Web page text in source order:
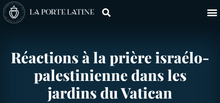
Réactions à la prière israélo-​
palestinienne dans les
jardins du Vatican